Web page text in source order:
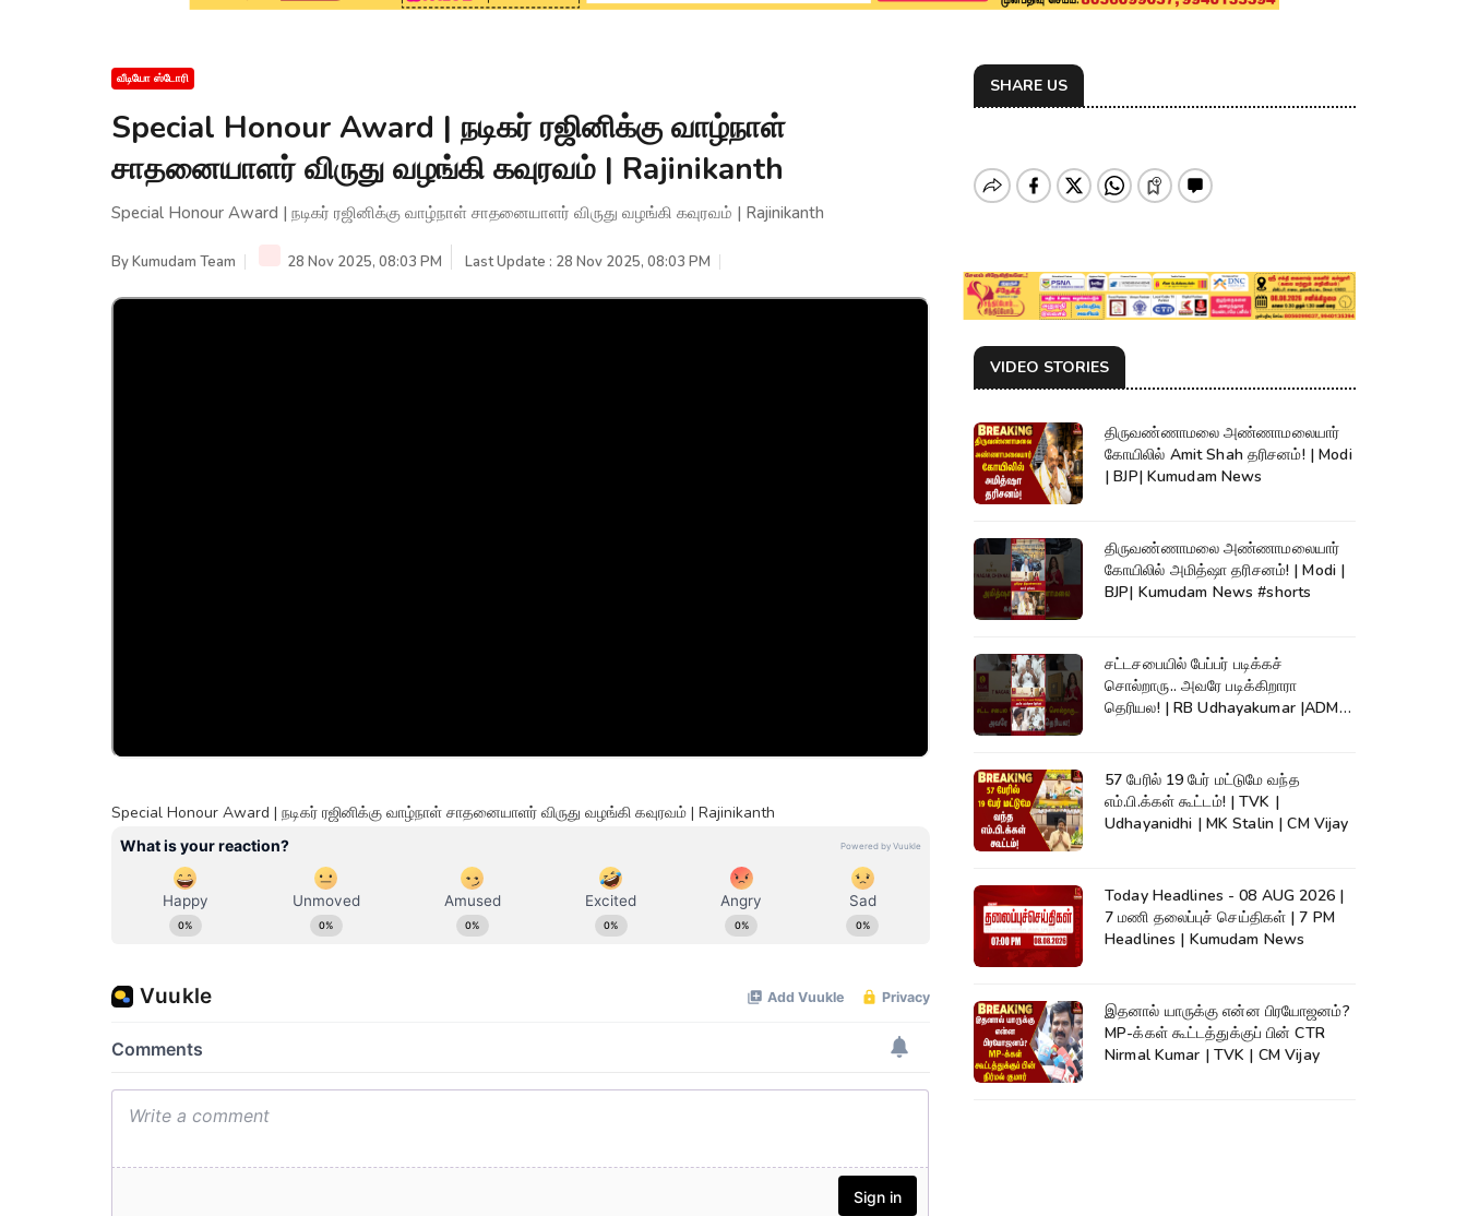
வீடியோ ஸ்டோரி
Special Honour Award | நடிகர் ரஜினிக்கு வாழ்நாள்
சாதனையாளர் விருது வழங்கி கவுரவம் | Rajinikanth
Special Honour Award | நடிகர் ரஜினிக்கு வாழ்நாள் சாதனையாளர் விருது வழங்கி கவுரவம் | Rajinikanth
ByKumudam Team 28 Nov 2025, 08:03 PM Last Update : 28 Nov 2025, 08:03 PM
Special Honour Award | நடிகர் ரஜினிக்கு வாழ்நாள் சாதனையாளர் விருது வழங்கி கவுரவம் | Rajinikanth
SHARE US
VIDEO STORIES
திருவண்ணாமலை அண்ணாமலையார்
கோயிலில் Amit Shah தரிசனம்! | Modi
| BJP| Kumudam News
திருவண்ணாமலை அண்ணாமலையார்
கோயிலில் அமித்ஷா தரிசனம்! | Modi |
BJP| Kumudam News #shorts
சட்டசபையில் பேப்பர் படிக்கச்
சொல்றாரு.. அவரே படிக்கிறாரா
தெரியல! | RB Udhayakumar |ADMK|
57 பேரில் 19 பேர் மட்டுமே வந்த
எம்.பி.க்கள் கூட்டம்! | TVK |
Udhayanidhi | MK Stalin | CM Vijay
Today Headlines - 08 AUG 2026 |
7 மணி தலைப்புச் செய்திகள் | 7 PM
Headlines | Kumudam News
இதனால் யாருக்கு என்ன பிரயோஜனம்?
MP-க்கள் கூட்டத்துக்குப் பின் CTR
Nirmal Kumar | TVK | CM Vijay